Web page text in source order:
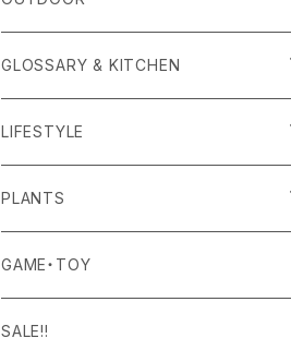
APOTHEKE FRAGRANCE
BAICYCLON
BISQUE
Curry Mason
Detail
TOPS
BOTTOMS
ROOM WEAR
SHOES
HAT・CAP
CARRYING GOODS
LIGHTING
MILITARY GOODS
NITE IZE
S-BBINER
RGM
GLOSSARY & KITCHEN
FOOD
DRINK
KITCHEN GOODS
TABLEWARE
LIFESTYLE
ALOMA
ART PIECE
BODY & SKIN CARE
PLANTS
POTTED PLANTS
TERRARIUM
GAME・TOY
SALE!!